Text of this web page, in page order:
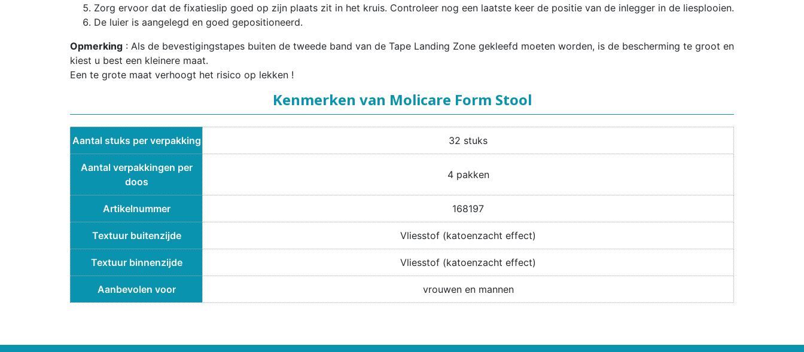
Zorg ervoor dat de fixatieslip goed op zijn plaats zit in het kruis. Controleer nog een laatste keer de positie van de inlegger in de liesplooien.
De luier is aangelegd en goed gepositioneerd.
Opmerking : Als de bevestigingstapes buiten de tweede band van de Tape Landing Zone gekleefd moeten worden, is de bescherming te groot en
kiest u best een kleinere maat.
Een te grote maat verhoogt het risico op lekken !
Kenmerken van Molicare Form Stool
Aantal stuks per verpakking 32 stuks
Aantal verpakkingen per
doos
4 pakken
Artikelnummer 168197
Textuur buitenzijde Vliesstof (katoenzacht effect)
Textuur binnenzijde Vliesstof (katoenzacht effect)
Aanbevolen voor vrouwen en mannen